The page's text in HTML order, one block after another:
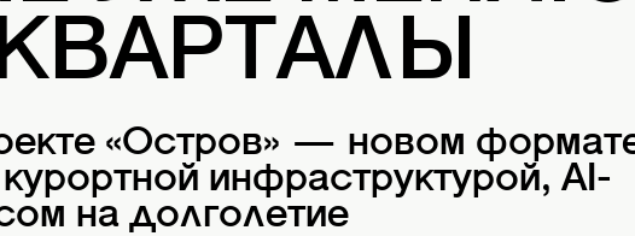
«Остров» — новом
инфраструктурой, AI-
на долголетие